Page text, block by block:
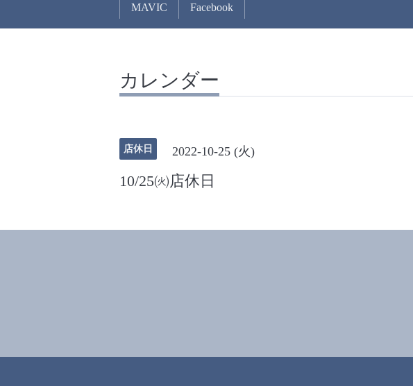
MAVIC Facebook
カレンダー
店休日 2022-10-25 (火)
10/25㈫店休日